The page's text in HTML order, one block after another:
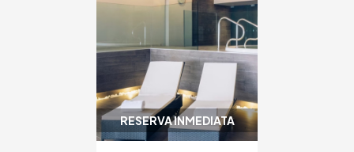
RESERVA INMEDIATA